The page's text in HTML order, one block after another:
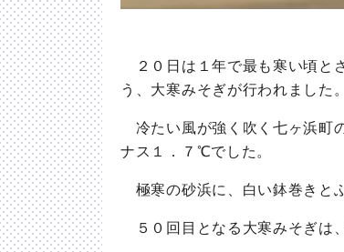
２０日は１年で最も寒い頃と
う、大寒みそぎが行われました。
冷たい風が強く吹く七ヶ浜町
ナス１．７℃でした。
極寒の砂浜に、白い鉢巻きと
５０回目となる大寒みそぎは